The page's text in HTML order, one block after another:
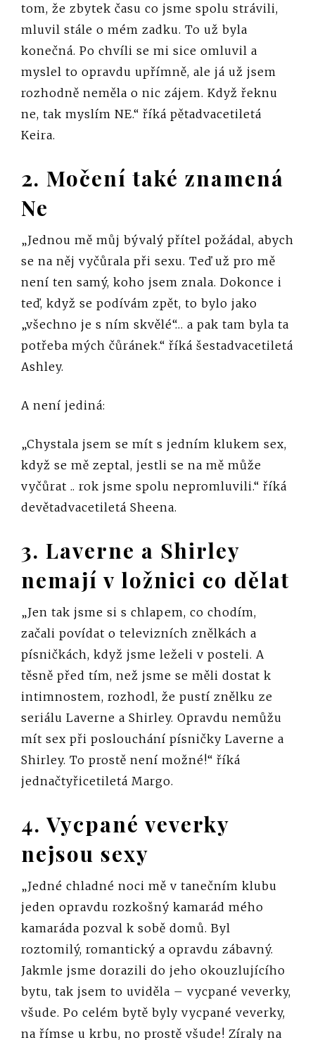
tom, že zbytek času co jsme spolu strávili,
mluvil stále o mém zadku. To už byla
konečná. Po chvíli se mi sice omluvil a
myslel to opravdu upřímně, ale já už jsem
rozhodně neměla o nic zájem. Když řeknu
ne, tak myslím NE.“ říká pětadvacetiletá
Keira.
2. Močení také znamená
Ne
„Jednou mě můj bývalý přítel požádal, abych
se na něj vyčůrala při sexu. Teď už pro mě
není ten samý, koho jsem znala. Dokonce i
teď, když se podívám zpět, to bylo jako
„všechno je s ním skvělé“… a pak tam byla ta
potřeba mých čůránek.“ říká šestadvacetiletá
Ashley.
A není jediná:
„Chystala jsem se mít s jedním klukem sex,
když se mě zeptal, jestli se na mě může
vyčůrat .. rok jsme spolu nepromluvili.“ říká
devětadvacetiletá Sheena.
3. Laverne a Shirley
nemají v ložnici co dělat
„Jen tak jsme si s chlapem, co chodím,
začali povídat o televizních znělkách a
písničkách, když jsme leželi v posteli. A
těsně před tím, než jsme se měli dostat k
intimnostem, rozhodl, že pustí znělku ze
seriálu Laverne a Shirley. Opravdu nemůžu
mít sex při poslouchání písničky Laverne a
Shirley. To prostě není možné!“ říká
jednačtyřicetiletá Margo.
4. Vycpané veverky
nejsou sexy
„Jedné chladné noci mě v tanečním klubu
jeden opravdu rozkošný kamarád mého
kamaráda pozval k sobě domů. Byl
roztomilý, romantický a opravdu zábavný.
Jakmle jsme dorazili do jeho okouzlujícího
bytu, tak jsem to uviděla – vycpané veverky,
všude. Po celém bytě byly vycpané veverky,
na římse u krbu, no prostě všude! Zíraly na